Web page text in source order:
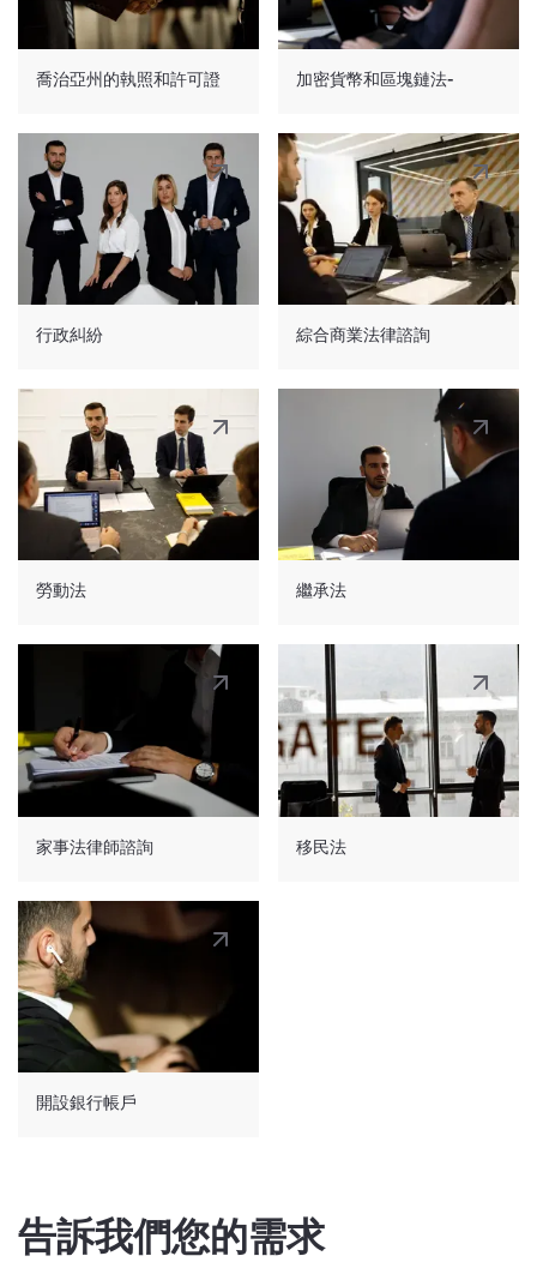
喬治亞州的執照和許可證 加密貨幣和區塊鏈法-
行政糾紛 綜合商業法律諮詢
勞動法 繼承法
家事法律師諮詢 移民法
開設銀行帳戶
告訴我們您的需求